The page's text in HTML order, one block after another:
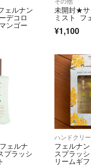
ェルナン
デコロ
ンゴー
未開封★サ
ミスト フ
¥1,100
ェルナ
プラッシ
ハンドクリ
フェルナ
スプラッ
リームギ